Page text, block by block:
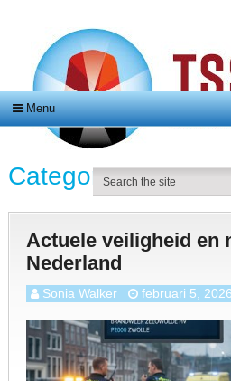
Menu
Categorie:Blog
Actuele veiligheid en
Nederland
Sonia Walker februari 5, 2026